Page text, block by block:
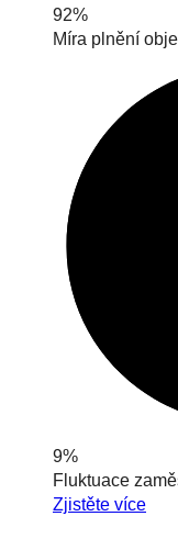
92%
Míra plnění
9%
Fluktuace
Zjistěte více